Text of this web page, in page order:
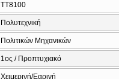
ΤΤ8100
Πολυτεχνική
Πολιτικών Μηχανικών
1ος / Προπτυχιακό
Χειμερινή/Εαρινή